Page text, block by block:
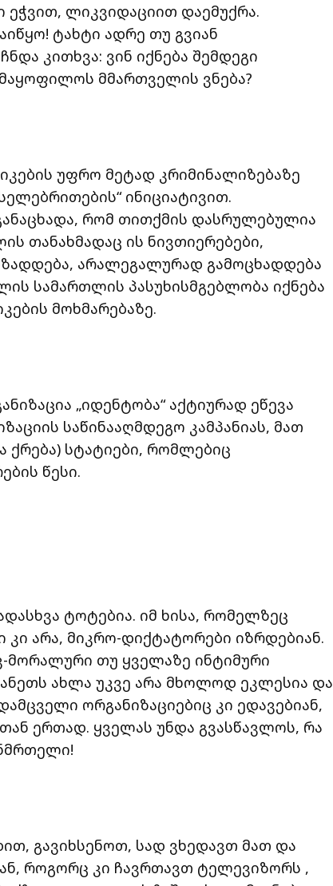
ეჭვით, ლიკვიდაციით დაემუქრა.
ტახტი ადრე თუ გვიან
კითხვა: ვინ იქნება შემდეგი
მმართველის ვნება?
უფრო მეტად კრიმინალიზებაზე
ინიციატივით.
რომ თითქმის დასრულებულია
თანახმადაც ის ნივთიერებები,
არალეგალურად გამოცხადდება
სამართლის პასუხისმგებლობა იქნება
მოხმარებაზე.
„იდენტობა“ აქტიურად ეწევა
საწინააღმდეგო კამპანიას, მათ
ქრება) სტატიები, რომლებიც
წესი.
ტოტებია. იმ ხისა, რომელზეც
არა, მიკრო-დიქტატორები იზრდებიან.
მორალური თუ ყველაზე ინტიმური
ახლა უკვე არა მხოლოდ ეკლესია და
ორგანიზაციებიც კი ედავებიან,
ერთად. ყველას უნდა გვასწავლოს, რა
გავიხსენოთ, სად ვხედავთ მათ და
როგორც კი ჩავრთავთ ტელევიზორს ,